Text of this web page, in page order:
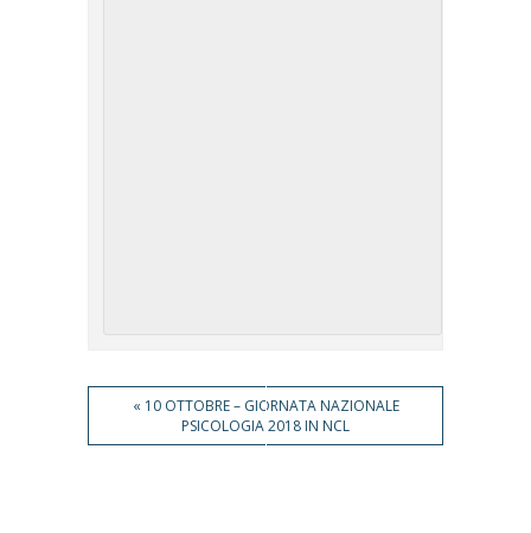
Evento
Navigation
« 10 OTTOBRE – GIORNATA NAZIONALE
PSICOLOGIA 2018 IN NCL